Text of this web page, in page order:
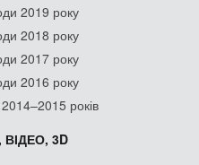
2019 року
2018 року
2017 року
2016 року
років
3D